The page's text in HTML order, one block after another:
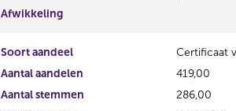
Afwikkeling
Soort aandeel
Certificaat
Aantal aandelen
419,00
Aantal stemmen
286,00